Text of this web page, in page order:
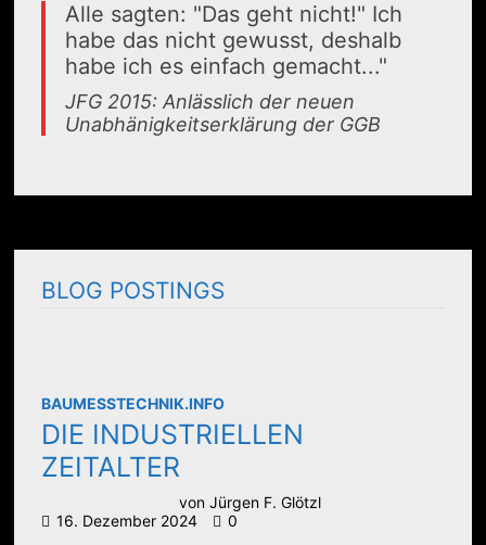
Alle sagten: "Das geht nicht!" Ich
habe das nicht gewusst, deshalb
habe ich es einfach gemacht..."
JFG 2015: Anlässlich der neuen
Unabhänigkeitserklärung der GGB
BLOG POSTINGS
BAUMESSTECHNIK.INFO
DIE INDUSTRIELLEN
ZEITALTER
von Jürgen F. Glötzl
16. Dezember 2024
0